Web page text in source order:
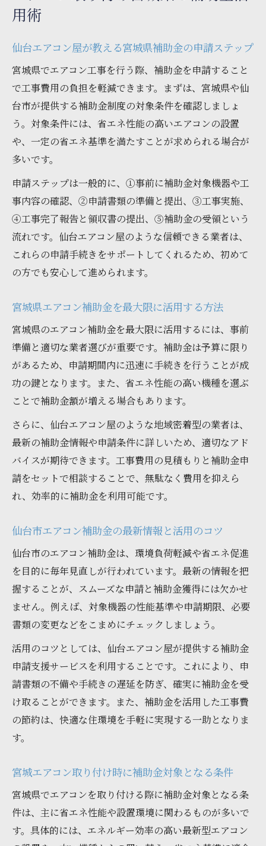
用術
仙台エアコン屋が教える宮城県補助金の申請ステップ
宮城県でエアコン工事を行う際、補助金を申請すること
で工事費用の負担を軽減できます。まずは、宮城県や仙
台市が提供する補助金制度の対象条件を確認しましょ
う。対象条件には、省エネ性能の高いエアコンの設置
や、一定の省エネ基準を満たすことが求められる場合が
多いです。
申請ステップは一般的に、①事前に補助金対象機器や工
事内容の確認、②申請書類の準備と提出、③工事実施、
④工事完了報告と領収書の提出、⑤補助金の受領という
流れです。仙台エアコン屋のような信頼できる業者は、
これらの申請手続きをサポートしてくれるため、初めて
の方でも安心して進められます。
宮城県エアコン補助金を最大限に活用する方法
宮城県のエアコン補助金を最大限に活用するには、事前
準備と適切な業者選びが重要です。補助金は予算に限り
があるため、申請期間内に迅速に手続きを行うことが成
功の鍵となります。また、省エネ性能の高い機種を選ぶ
ことで補助金額が増える場合もあります。
さらに、仙台エアコン屋のような地域密着型の業者は、
最新の補助金情報や申請条件に詳しいため、適切なアド
バイスが期待できます。工事費用の見積もりと補助金申
請をセットで相談することで、無駄なく費用を抑えら
れ、効率的に補助金を利用可能です。
仙台市エアコン補助金の最新情報と活用のコツ
仙台市のエアコン補助金は、環境負荷軽減や省エネ促進
を目的に毎年見直しが行われています。最新の情報を把
握することが、スムーズな申請と補助金獲得には欠かせ
ません。例えば、対象機器の性能基準や申請期限、必要
書類の変更などをこまめにチェックしましょう。
活用のコツとしては、仙台エアコン屋が提供する補助金
申請支援サービスを利用することです。これにより、申
請書類の不備や手続きの遅延を防ぎ、確実に補助金を受
け取ることができます。また、補助金を活用した工事費
の節約は、快適な住環境を手軽に実現する一助となりま
す。
宮城エアコン取り付け時に補助金対象となる条件
宮城県でエアコンを取り付ける際に補助金対象となる条
件は、主に省エネ性能や設置環境に関わるものが多いで
す。具体的には、エネルギー効率の高い最新型エアコン